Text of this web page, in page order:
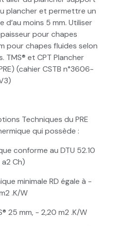
plancher et permettre un
moins 5 mm. Utiliser
pour chapes
pour chapes fluides selon
TMS® et CPT Plancher
(cahier CSTB n°3606-
Techniques du PRE
qui possède :
conforme au DTU 52.10
a2 Ch)
minimale RD égale à -
.K/W
25 mm, - 2,20 m2 .K/W